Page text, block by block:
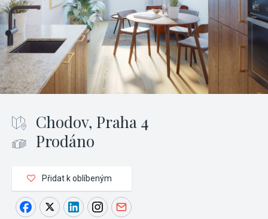
Chodov, Praha 4
Prodáno
Přidat k oblíbeným